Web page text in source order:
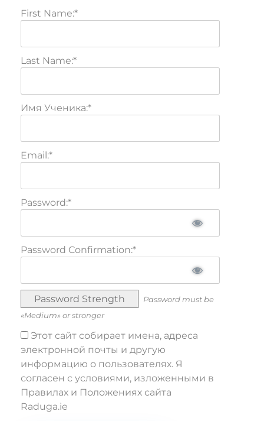
First Name:*
Last Name:*
Имя Ученика:*
Email:*
Password:*
Password Confirmation:*
Password Strength
Password must be
«Medium» or stronger
Этот сайт собирает имена, адреса
электронной почты и другую
информацию о пользователях. Я
согласен с условиями, изложенными в
Правилах и Положениях сайта
Raduga.ie